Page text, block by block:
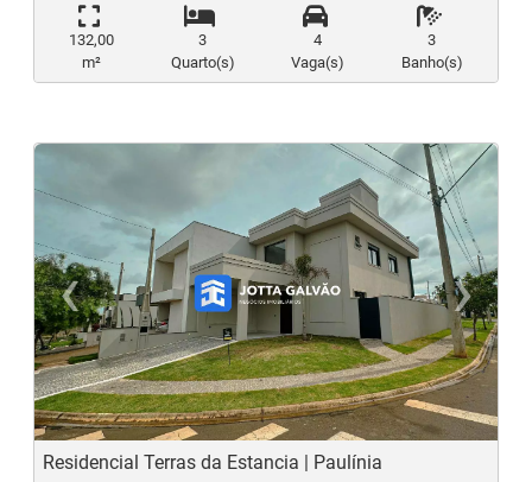
132,00
m²
3
Quarto(s)
4
Vaga(s)
3
Banho(s)
‹
Previous
›
Residencial Terras da Estancia | Paulínia